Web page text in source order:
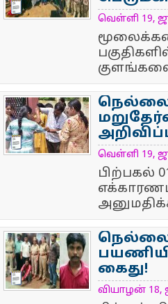
NewsIcon
வெள்ளி 19,
NewsIcon
நெல்லை
வெள்ளி 19,
பிற்பகல்
NewsIcon
நெல்லை
கைது!
வியாழன் 18,